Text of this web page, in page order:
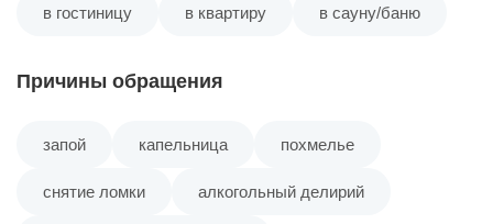
в гостиницу в квартиру в сауну/баню
Причины обращения
запой капельница похмелье
снятие ломки алкогольный делирий